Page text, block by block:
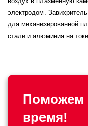
электродом.
для механизированной
стали и алюминия на
Поможем
время!